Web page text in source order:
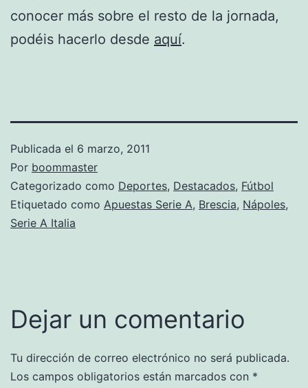
conocer más sobre el resto de la jornada,
podéis hacerlo desde aquí.
Publicada el 6 marzo, 2011
Por boommaster
Categorizado como Deportes, Destacados, Fútbol
Etiquetado como Apuestas Serie A, Brescia, Nápoles,
Serie A Italia
Dejar un comentario
Tu dirección de correo electrónico no será publicada.
Los campos obligatorios están marcados con *